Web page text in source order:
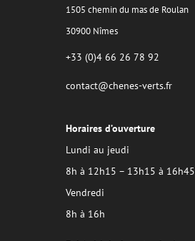
1505 chemin du mas de Roulan
30900 Nîmes
+33 (0)4 66 26 78 92
contact@chenes-verts.fr
Horaires d’ouverture
Lundi au jeudi
8h à 12h15 – 13h15 à 16h45
Vendredi
8h à 16h